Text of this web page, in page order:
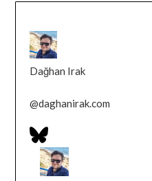
Dağhan Irak
@daghanirak.com
Bluesky
Profilini
Gor
Bluesky'da
Dağhan